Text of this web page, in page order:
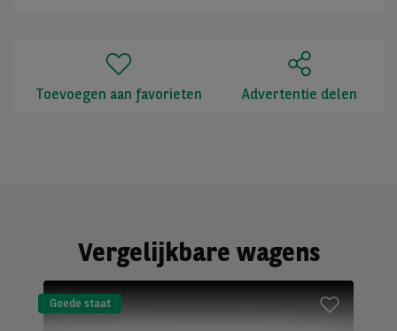
Toevoegen aan favorieten Advertentie delen
Vergelijkbare wagens
Goede staat